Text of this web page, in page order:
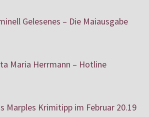
Gelesenes – Die Maiausgabe
Maria Herrmann – Hotline
Marples Krimitipp im Februar 20.19